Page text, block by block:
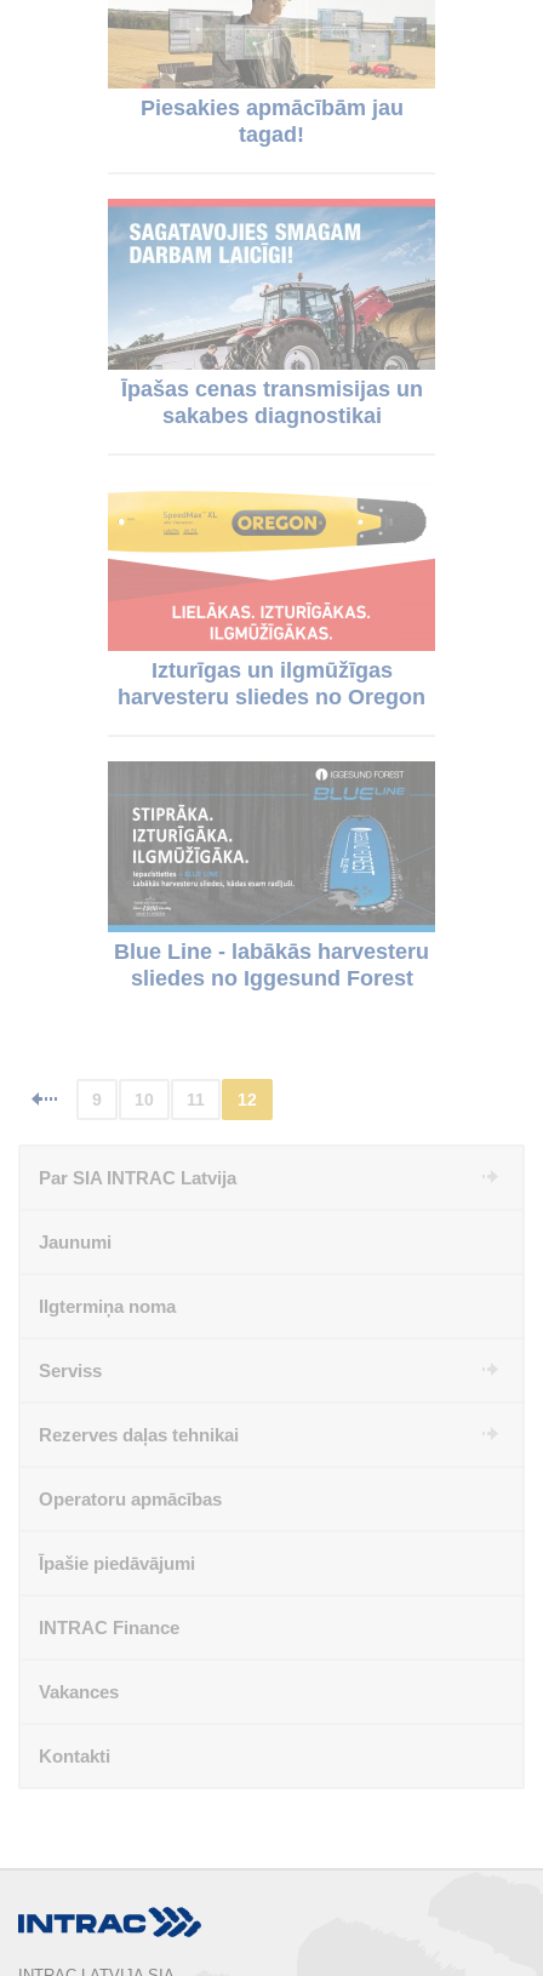
Piesakies apmācībām jau
tagad!
Īpašas cenas transmisijas un
sakabes diagnostikai
Izturīgas un ilgmūžīgas
harvesteru sliedes no Oregon
Blue Line - labākās harvesteru
sliedes no Iggesund Forest
9 10 11 12
Par SIA INTRAC Latvija
Jaunumi
Ilgtermiņa noma
Serviss
Rezerves daļas tehnikai
Operatoru apmācības
Īpašie piedāvājumi
INTRAC Finance
Vakances
Kontakti